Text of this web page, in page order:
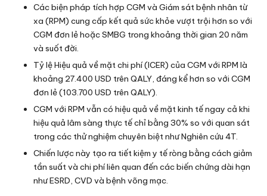
Các biện pháp tích hợp CGM và Giám sát bệnh nhân từ
xa (RPM) cung cấp kết quả sức khỏe vượt trội hơn so với
CGM đơn lẻ hoặc SMBG trong khoảng thời gian 20 năm
và suốt đời.
Tỷ lệ Hiệu quả về mặt chi phí (ICER) của CGM với RPM là
khoảng 27.400 USD trên QALY, đáng kể hơn so với CGM
đơn lẻ (103.700 USD trên QALY).
CGM với RPM vẫn có hiệu quả về mặt kinh tế ngay cả khi
hiệu quả lâm sàng thực tế chỉ bằng 30% so với quan sát
trong các thử nghiệm chuyên biệt như Nghiên cứu 4T.
Chiến lược này tạo ra tiết kiệm y tế ròng bằng cách giảm
tần suất và chi phí liên quan đến các biến chứng dài hạn
như ESRD, CVD và bệnh võng mạc.